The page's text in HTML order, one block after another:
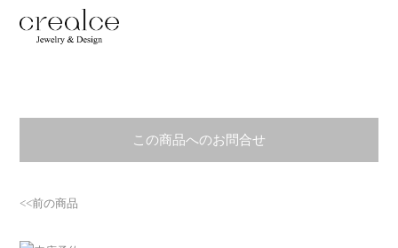
この商品へのお問合せ
<<前の商品